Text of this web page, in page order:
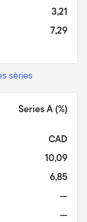
3,21
7,29
séries
Series A (%)
CAD
10,09
6,85
—
—